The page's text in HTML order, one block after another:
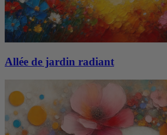
Allée de jardin radiant